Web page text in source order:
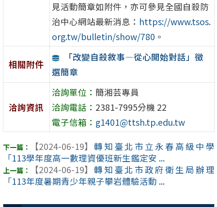
見活動簡章如附件，亦可參見全國自殺防
治中心網站最新消息： https://www.tsos.
org.tw/bulletin/show/780 。
相關附件
「改變自殺敘事—從心開始對話」徵
選簡章
洽詢資訊
洽詢單位： 簡湘芸專員
洽詢電話： 2381-7995分機 22
電子信箱： g1401@ttsh.tp.edu.tw
【2024-06-19】 轉知臺北市立永春高級中學
「113學年度高一數理資優班新生鑑定安 ...
【2024-06-19】 轉知臺北市政府衛生局辦理
「113年度暑期青少年親子攀岩體驗活動 ...